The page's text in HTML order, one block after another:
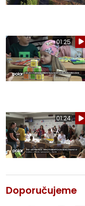
01:25
01:24
Doporučujeme